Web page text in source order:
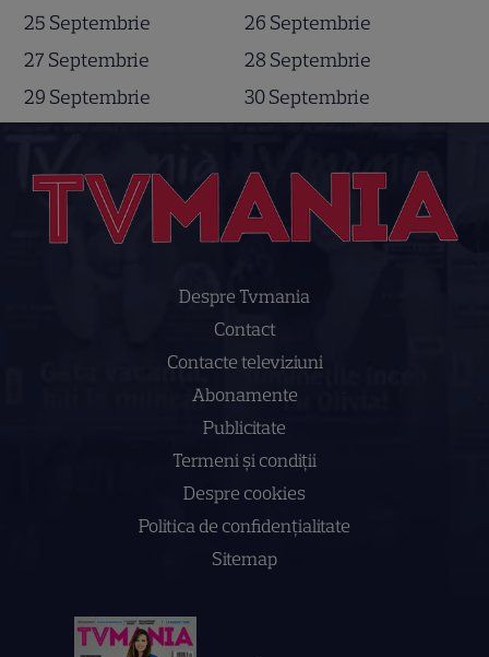
25 Septembrie
26 Septembrie
27 Septembrie
28 Septembrie
29 Septembrie
30 Septembrie
Despre Tvmania
Contact
Contacte televiziuni
Abonamente
Publicitate
Termeni și condiții
Despre cookies
Politica de confidenţialitate
Sitemap